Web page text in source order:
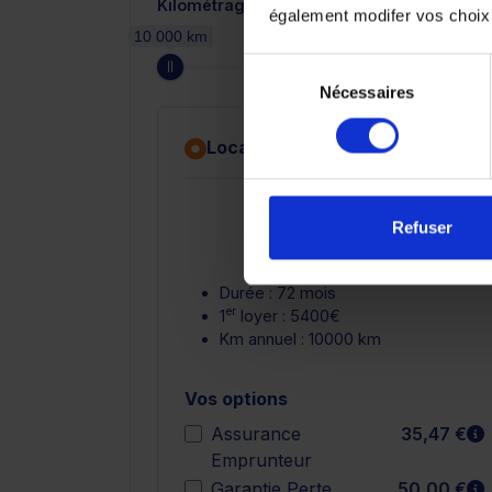
également modifer vos
consentement
Nécessaires
Refuser
Kilométrage annuel
10 000 km
Location avec option d'achat
Durée : 72 mois
1er loyer : 5400€
Km annuel : 10000 km
Vos options
Assurance
Emprunteur
35,47 €